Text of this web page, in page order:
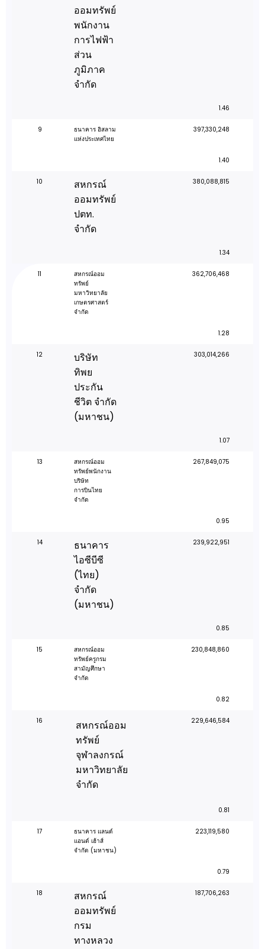
ออมทรัพย์
พนักงาน
การไฟฟ้า
ส่วน
ภูมิภาค
จำกัด
1.46
9
ธนาคาร อิสลาม
แห่งประเทศไทย
397,330,248
1.40
10
สหกรณ์
ออมทรัพย์
ปตท.
จำกัด
380,088,815
1.34
11
สหกรณ์ออม
ทรัพย์
มหาวิทยาลัย
เกษตรศาสตร์
จำกัด
362,706,468
1.28
12
บริษัท
ทิพย
ประกัน
ชีวิต จำกัด
(มหาชน)
303,014,266
1.07
13
สหกรณ์ออม
ทรัพย์พนักงาน
บริษัท
การบินไทย
จำกัด
267,849,075
0.95
14
ธนาคาร
ไอซีบีซี
(ไทย)
จำกัด
(มหาชน)
239,922,951
0.85
15
สหกรณ์ออม
ทรัพย์ครูกรม
สามัญศึกษา
จำกัด
230,848,860
0.82
16
สหกรณ์ออม
ทรัพย์
จุฬาลงกรณ์
มหาวิทยาลัย
จำกัด
229,646,584
0.81
17
ธนาคาร แลนด์
แอนด์ เฮ้าส์
จำกัด (มหาชน)
223,119,580
0.79
18
สหกรณ์
ออมทรัพย์
กรม
ทางหลวง
187,706,263